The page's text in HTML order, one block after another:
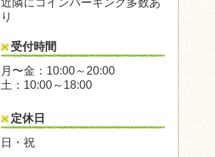
り
受付時間
月〜金：10:00～20:00
土：10:00～18:00
定休日
日・祝